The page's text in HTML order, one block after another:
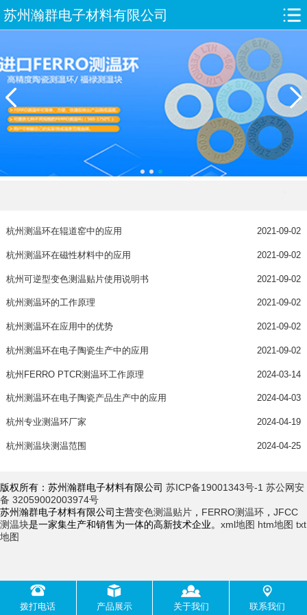
苏州瀚群电子材料有限公司
杭州测温环在辊道窑中的应用 2021-09-02
杭州测温环在磁性材料中的应用 2021-09-02
杭州可逆型变色测温贴片使用说明书 2021-09-02
杭州测温环的工作原理 2021-09-02
杭州测温环在应用中的优势 2021-09-02
杭州测温环在电子陶瓷生产中的应用 2021-09-02
杭州FERRO PTCR测温环工作原理 2024-03-14
杭州测温环在电子陶瓷产品生产中的应用 2024-04-03
杭州专业测温环厂家 2024-04-19
杭州测温块测温范围 2024-04-25
版权所有：苏州瀚群电子材料有限公司 苏ICP备19001343号-1 苏公网安
备 32059002003974号
苏州瀚群电子材料有限公司主营变色测温贴片 ， FERRO测温环 ， JFCC
测温块是一家集生产和销售为一体的高新技术企业。 xml地图 htm地图 txt
地图
拨打电话 产品展示 关于我们 联系我们